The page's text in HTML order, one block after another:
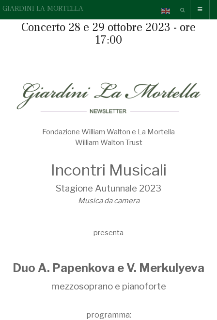
GIARDINI LA MORTELLA
Concerto 28 e 29 ottobre 2023 - ore
17:00
Fondazione William Walton e La Mortella
William Walton Trust
Incontri Musicali
Stagione Autunnale 2023
Musica da camera
presenta
Duo A. Papenkova e V. Merkulyeva
mezzosoprano e pianoforte
programma: